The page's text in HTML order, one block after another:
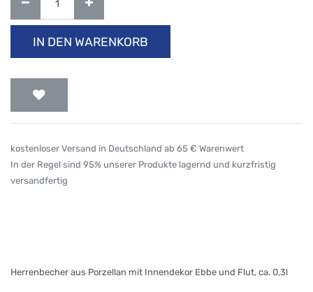
IN DEN WARENKORB
kostenloser Versand in Deutschland ab 65 € Warenwert
In der Regel sind 95% unserer Produkte lagernd und kurzfristig
versandfertig
Herrenbecher aus Porzellan mit Innendekor Ebbe und Flut, ca. 0,3l